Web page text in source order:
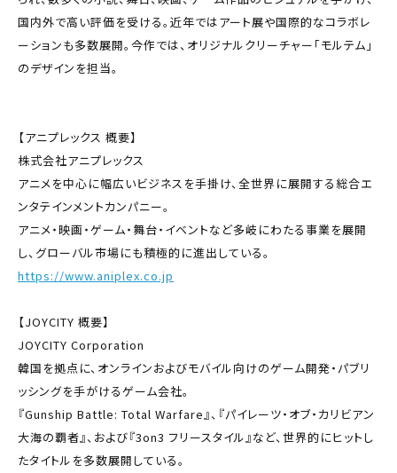
国内外で高い評価を受ける。近年ではアート展や国際的なコラボレ
ーションも多数展開。今作では、オリジナルクリーチャー「モルテム」
のデザインを担当。
【アニプレックス 概要】
株式会社アニプレックス
アニメを中心に幅広いビジネスを手掛け、全世界に展開する総合エ
ンタテインメントカンパニー。
アニメ・映画・ゲーム・舞台・イベントなど多岐にわたる事業を展開
し、グローバル市場にも積極的に進出している。
https://www.aniplex.co.jp
【JOYCITY 概要】
JOYCITY Corporation
韓国を拠点に、オンラインおよびモバイル向けのゲーム開発・パブリ
ッシングを手がけるゲーム会社。
『Gunship Battle: Total Warfare』、『パイレーツ・オブ・カリビアン
大海の覇者』、および『3on3 フリースタイル』など、世界的にヒットし
たタイトルを多数展開している。